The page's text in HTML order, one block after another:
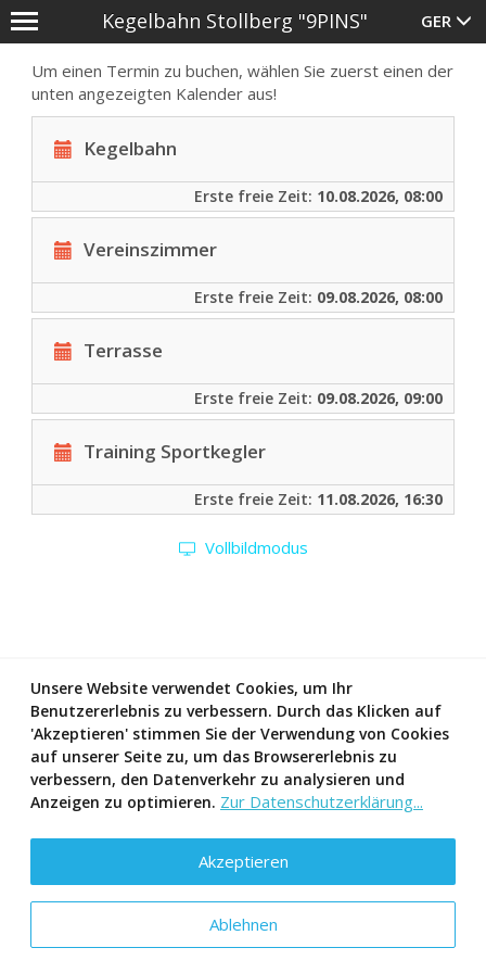
Kegelbahn Stollberg "9PINS" GER
Um einen Termin zu buchen, wählen Sie zuerst einen der
unten angezeigten Kalender aus!
Kegelbahn
Erste freie Zeit: 10.08.2026, 08:00
Vereinszimmer
Erste freie Zeit: 09.08.2026, 08:00
Terrasse
Erste freie Zeit: 09.08.2026, 09:00
Training Sportkegler
Erste freie Zeit: 11.08.2026, 16:30
Vollbildmodus
Unsere Website verwendet Cookies, um Ihr
Benutzererlebnis zu verbessern. Durch das Klicken auf
'Akzeptieren' stimmen Sie der Verwendung von Cookies
auf unserer Seite zu, um das Browsererlebnis zu
verbessern, den Datenverkehr zu analysieren und
Anzeigen zu optimieren. Zur Datenschutzerklärung...
Ablehnen
Akzeptieren
Anmelden
Füllen Sie bitte die folgenden Felder
aus, um sich anzumelden.
keinen Benutzer-Account haben.
E-Mail-Adresse
Angemeldet bleiben
Anmelden
Passwort vergessen?